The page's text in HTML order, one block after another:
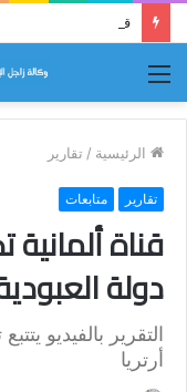
قراءة نقدية في
الرئيسية / تقارير
تقارير متابعات
قناة ألمانية
دولة
التقرير بالفيديو
أرتريا